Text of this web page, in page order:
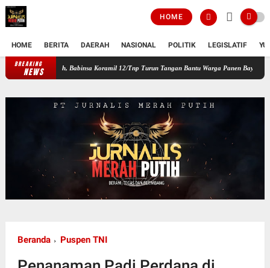
HOME
HOME BERITA DAERAH NASIONAL POLITIK LEGISLATIF
BREAKING
NEWS
Wilayah, Babinsa Koramil 12/Tnp Turun Tangan Bantu Warga Panen Bayam Perkuat
Beranda Puspen TNI